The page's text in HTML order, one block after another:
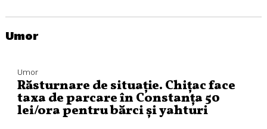
Umor
Umor
Răsturnare de situație. Chițac face
taxa de parcare în Constanța 50
lei/ora pentru bărci și yahturi